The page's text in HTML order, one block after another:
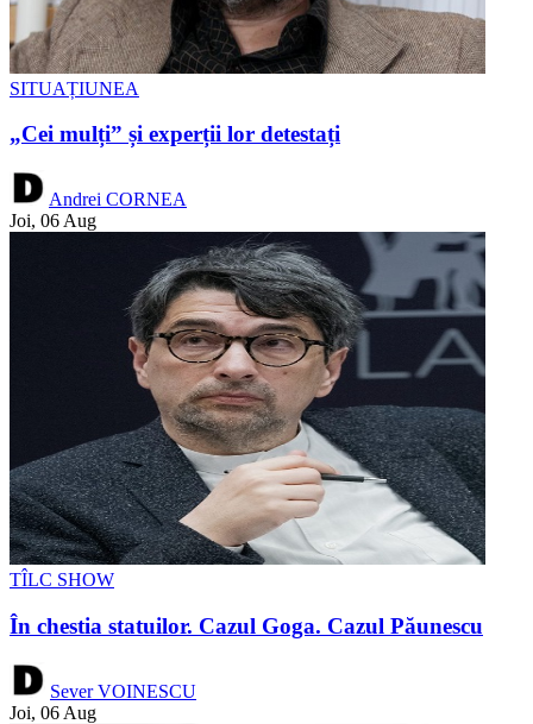
SITUAȚIUNEA
„Cei mulți” și experții lor detestați
Andrei CORNEA
Joi, 06 Aug
TÎLC SHOW
În chestia statuilor. Cazul Goga. Cazul Păunescu
Sever VOINESCU
Joi, 06 Aug